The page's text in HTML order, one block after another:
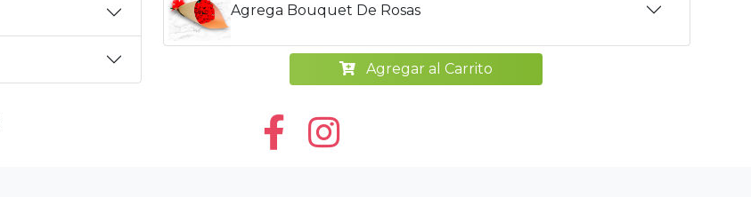
Agrega Bouquet De Rosas
Agregar al Carrito